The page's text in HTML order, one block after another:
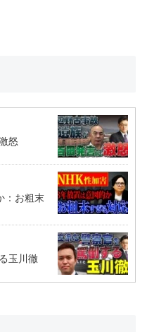
怒
：お粗末
玉川徹